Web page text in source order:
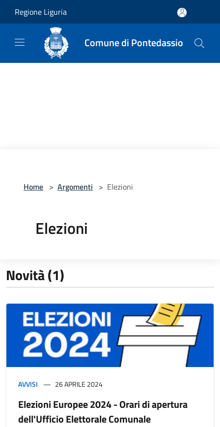
Regione Liguria
Comune di Pontedassio
Home > Argomenti > Elezioni
Elezioni
Novità (1)
AVVISI 26 APRILE 2024
Elezioni Europee 2024 - Orari di apertura
dell'Ufficio Elettorale Comunale